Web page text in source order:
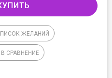
ЖЕЛАНИЙ
СРАВНЕНИЕ